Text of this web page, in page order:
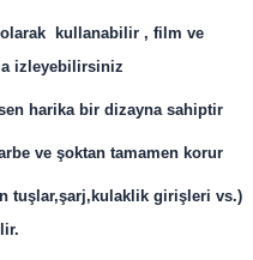
olarak kullanabilir , film ve
izleyebilirsiniz
harika bir dizayna sahiptir
ve şoktan tamamen korur
tuşlar,şarj,kulaklik girişleri vs.)